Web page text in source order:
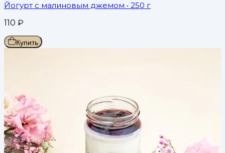
Йогурт с малиновым джемом • 250 г
110 ₽
Купить